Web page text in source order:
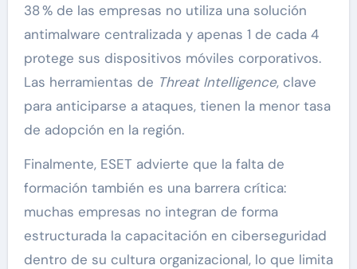
38 % de las empresas no utiliza una solución
antimalware centralizada y apenas 1 de cada 4
protege sus dispositivos móviles corporativos.
Las herramientas de Threat Intelligence, clave
para anticiparse a ataques, tienen la menor tasa
de adopción en la región.
Finalmente, ESET advierte que la falta de
formación también es una barrera crítica:
muchas empresas no integran de forma
estructurada la capacitación en ciberseguridad
dentro de su cultura organizacional, lo que limita